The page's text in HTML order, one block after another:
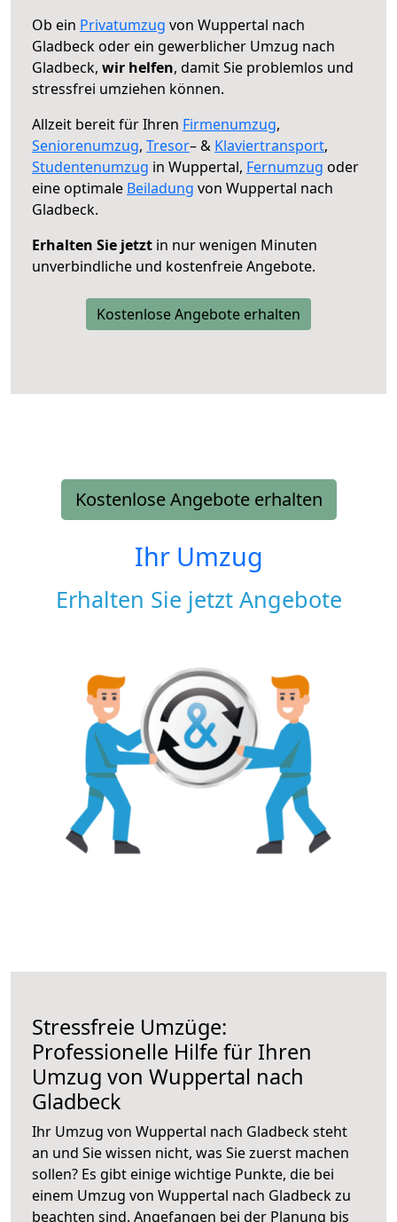
Ob ein Privatumzug von Wuppertal nach
Gladbeck oder ein gewerblicher Umzug nach
Gladbeck, wir helfen, damit Sie problemlos und
stressfrei umziehen können.
Allzeit bereit für Ihren Firmenumzug,
Seniorenumzug, Tresor– & Klaviertransport,
Studentenumzug in Wuppertal, Fernumzug oder
eine optimale Beiladung von Wuppertal nach
Gladbeck.
Erhalten Sie jetzt in nur wenigen Minuten
unverbindliche und kostenfreie Angebote.
Kostenlose Angebote erhalten
Kostenlose Angebote erhalten
Ihr Umzug
Erhalten Sie jetzt Angebote
Stressfreie Umzüge:
Professionelle Hilfe für Ihren
Umzug von Wuppertal nach
Gladbeck
Ihr Umzug von Wuppertal nach Gladbeck steht
an und Sie wissen nicht, was Sie zuerst machen
sollen? Es gibt einige wichtige Punkte, die bei
einem Umzug von Wuppertal nach Gladbeck zu
beachten sind. Angefangen bei der Planung bis